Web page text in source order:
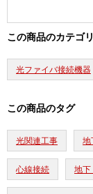
この商品のカテゴ
光ファイバ接続機器
この商品のタグ
光関連工事 地
心線接続 地下